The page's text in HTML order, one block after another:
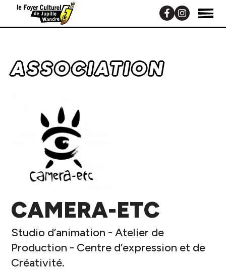
ASSOCIATION
CAMERA-ETC
Studio d’animation - Atelier de
Production - Centre d’expression et de
Créativité.